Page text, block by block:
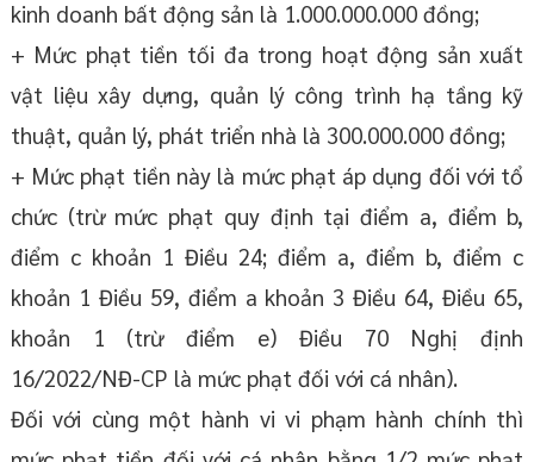
kinh doanh bất động sản là 1.000.000.000 đồng;
+ Mức phạt tiền tối đa trong hoạt động sản xuất
vật liệu xây dựng, quản lý công trình hạ tầng kỹ
thuật, quản lý, phát triển nhà là 300.000.000 đồng;
+ Mức phạt tiền này là mức phạt áp dụng đối với tổ
chức (trừ mức phạt quy định tại điểm a, điểm b,
điểm c khoản 1 Điều 24; điểm a, điểm b, điểm c
khoản 1 Điều 59, điểm a khoản 3 Điều 64, Điều 65,
khoản 1 (trừ điểm e) Điều 70 Nghị định
16/2022/NĐ-CP là mức phạt đối với cá nhân).
Đối với cùng một hành vi vi phạm hành chính thì